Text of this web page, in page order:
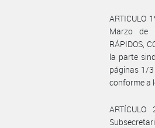
ARTICULO
Marzo de
RÁPIDOS,
la parte
páginas 1/3
conforme a